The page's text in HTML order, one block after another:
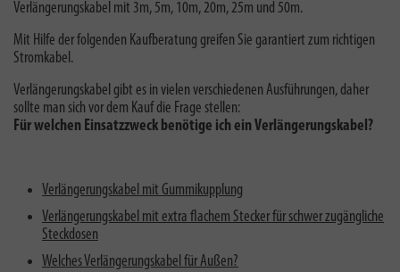
Verlängerungskabel mit 3m, 5m, 10m, 20m, 25m und 50m.
Mit Hilfe der folgenden Kaufberatung greifen Sie garantiert zum richtigen
Stromkabel.
Verlängerungskabel gibt es in vielen verschiedenen Ausführungen, daher
sollte man sich vor dem Kauf die Frage stellen:
Für welchen Einsatzzweck benötige ich ein Verlängerungskabel?
Verlängerungskabel mit Gummikupplung
Verlängerungskabel mit extra flachem Stecker für schwer zugängliche
Steckdosen
Welches Verlängerungskabel für Außen?